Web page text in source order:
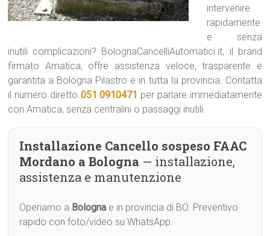
intervenire
rapidamente
e senza
inutili complicazioni? BolognaCancelliAutomatici.it, il brand
firmato Amatica, offre assistenza veloce, trasparente e
garantita a Bologna Pilastro e in tutta la provincia. Contatta
il numero diretto 051 0910471 per parlare immediatamente
con Amatica, senza centralini o passaggi inutili.
Installazione Cancello sospeso FAAC
Mordano a Bologna — installazione,
assistenza e manutenzione
Operiamo a Bologna e in provincia di BO. Preventivo
rapido con foto/video su WhatsApp.